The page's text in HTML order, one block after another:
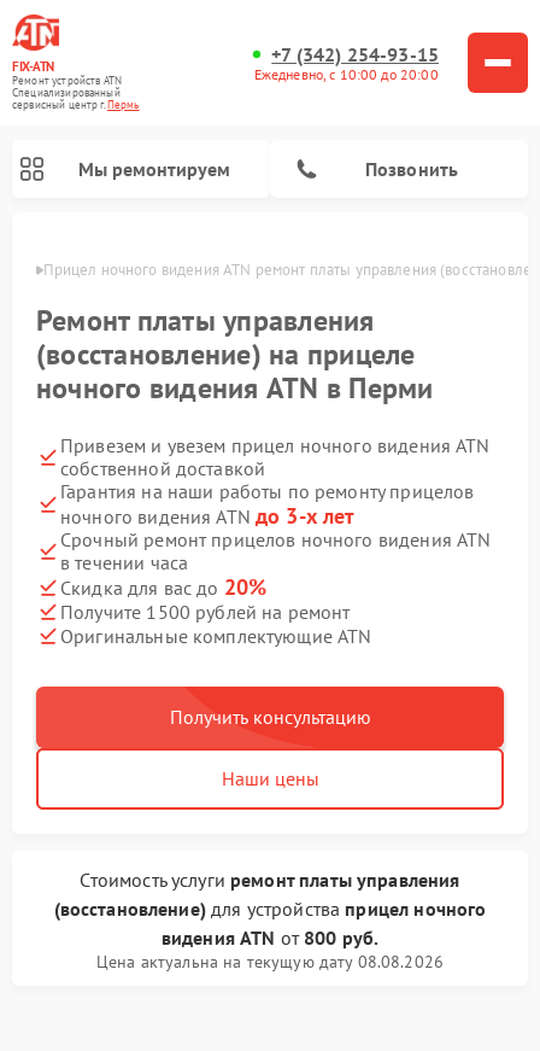
FIX-ATN
Ремонт устройств ATN
Специализированный
cервисный центр г.Пермь
+7 (342) 254-93-15
Ежедневно, с 10:00 до 20:00
Мы ремонтируем Позвонить
Прицел ночного видения ATN ремонт платы управления
Ремонт платы управления
(восстановление) на прицеле
ночного видения ATN в Перми
Привезем и увезем прицел ночного видения ATN
собственной доставкой
Гарантия на наши работы по ремонту прицелов
ночного видения ATN до 3-х лет
Срочный ремонт прицелов ночного видения ATN
в течении часа
Скидка для вас до 20%
Получите 1500 рублей на ремонт
Оригинальные комплектующие ATN
Получить консультацию
Наши цены
Стоимость услуги ремонт платы управления
(восстановление)для устройства прицел ночного
видения ATN от 800 руб.
Цена актуальна на текущую дату 08.08.2026